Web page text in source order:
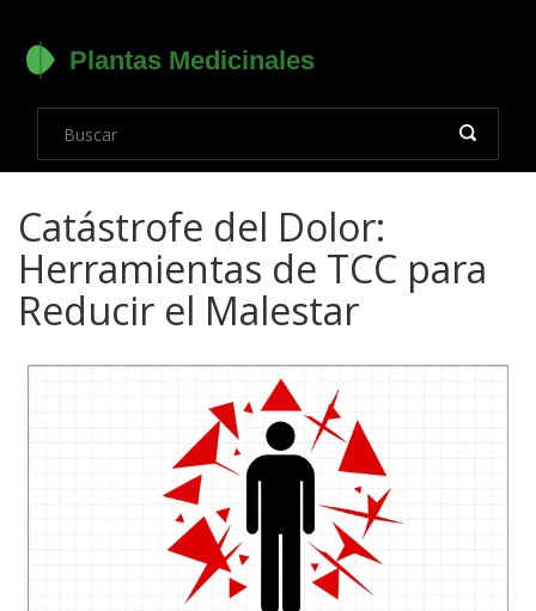
Catástrofe del Dolor:
Herramientas de TCC para
Reducir el Malestar